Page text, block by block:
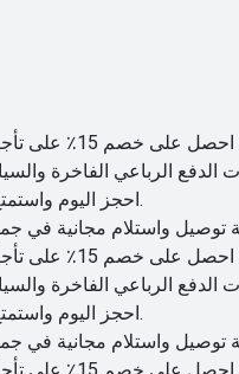
احجز اليوم واستمتع بعروض الكيلومترات غير المحدودة.
احجز اليوم واستمتع بعروض الكيلومترات غير المحدودة.